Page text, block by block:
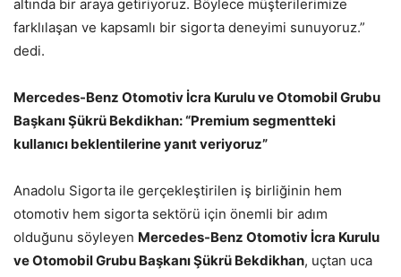
altında bir araya getiriyoruz. Böylece müşterilerimize
farklılaşan ve kapsamlı bir sigorta deneyimi sunuyoruz.”
dedi.
Mercedes-Benz Otomotiv İcra Kurulu ve Otomobil Grubu
Başkanı Şükrü Bekdikhan: “Premium segmentteki
kullanıcı beklentilerine yanıt veriyoruz”
Anadolu Sigorta ile gerçekleştirilen iş birliğinin hem
otomotiv hem sigorta sektörü için önemli bir adım
olduğunu söyleyen Mercedes-Benz Otomotiv İcra Kurulu
ve Otomobil Grubu Başkanı Şükrü Bekdikhan, uçtan uca